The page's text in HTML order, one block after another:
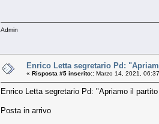
Admin
Enrico Letta segretario Pd:
« Risposta #5 inserito:: Marzo 14, 2021,
Enrico Letta segretario Pd: "Apriamo il
Posta in arrivo